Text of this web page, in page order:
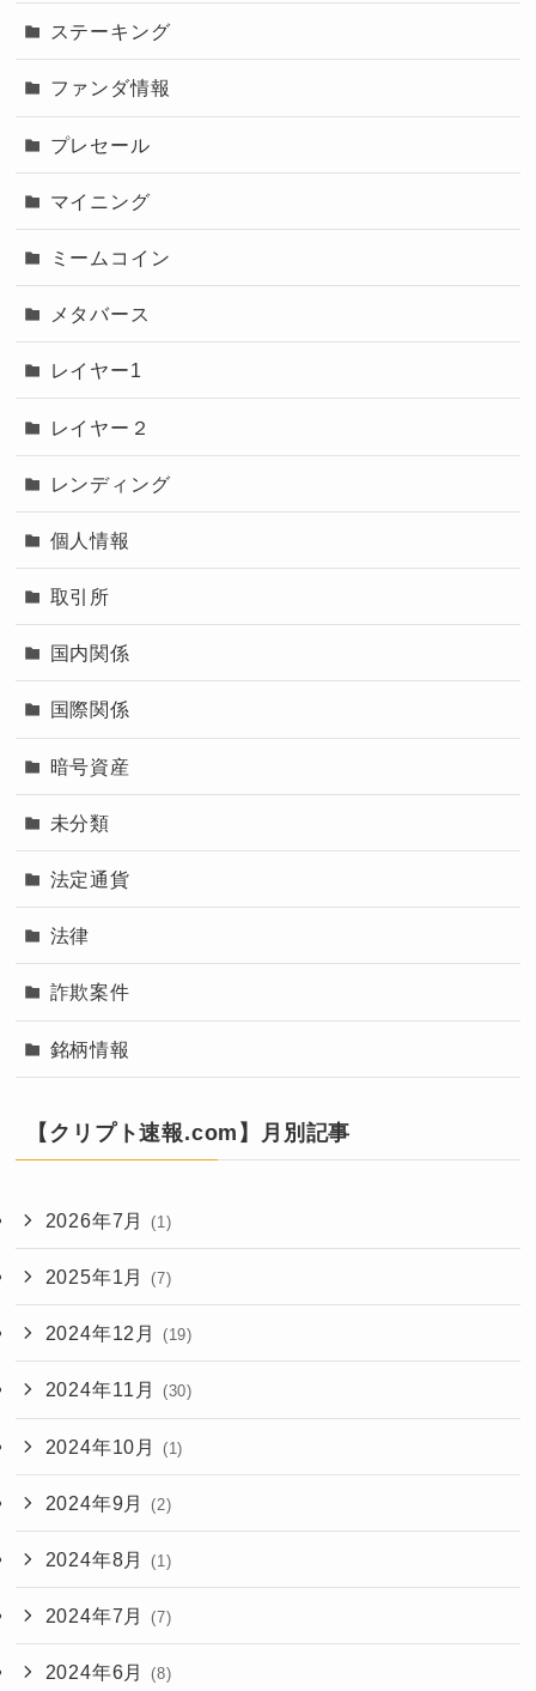
ステーキング
ファンダ情報
プレセール
マイニング
ミームコイン
メタバース
レイヤー1
レイヤー２
レンディング
個人情報
取引所
国内関係
国際関係
暗号資産
未分類
法定通貨
法律
詐欺案件
銘柄情報
【クリプト速報.com】月別記事
2026年7月 (1)
2025年1月 (7)
2024年12月 (19)
2024年11月 (30)
2024年10月 (1)
2024年9月 (2)
2024年8月 (1)
2024年7月 (7)
2024年6月 (8)